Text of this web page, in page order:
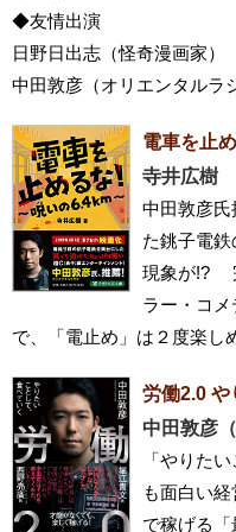
◆友情出演
日野日出志（怪奇漫画家）
中田敦彦（オリエンタルラ
電車を止
寺井広樹
中田敦彦
た銚子電
現象が!?
ラー・コ
で、「電止め」は２度楽し
労働2.0 や
中田敦彦
「やりた
も面白い
で稼げる